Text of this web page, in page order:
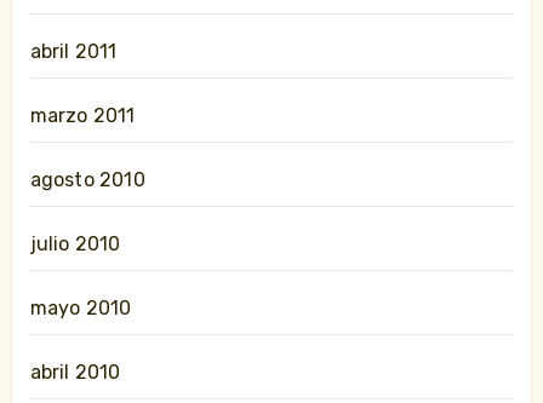
abril 2011
marzo 2011
agosto 2010
julio 2010
mayo 2010
abril 2010